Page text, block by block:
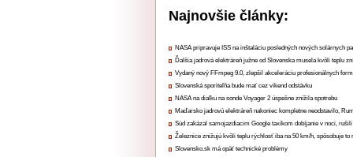
Najnovšie články:
NASA pripravuje ISS na inštaláciu posledných nových solárnych
Ďalšia jadrová elektráreň južne od Slovenska musela kvôli teplu
Vydaný nový FFmpeg 9.0, zlepšil akceleráciu profesionálnych
Slovenská sporiteľňa bude mať cez víkend odstávku
NASA na diaľku na sonde Voyager 2 úspešne znížila spotrebu
Maďarsko jadrovú elektráreň nakoniec kompletne neodstavilo,
Súd zakázal samojazdiacim Google taxíkom dobíjanie v noci,
Železnice znižujú kvôli teplu rýchlosť iba na 50 km/h, spôsobuje to
Slovensko.sk má opäť technické problémy